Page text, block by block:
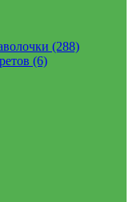
(288)
(6)